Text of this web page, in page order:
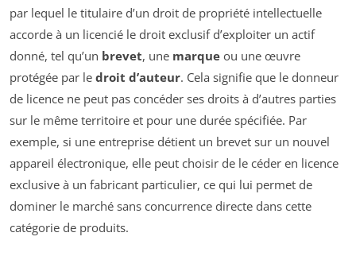
par lequel le titulaire d’un droit de propriété intellectuelle
accorde à un licencié le droit exclusif d’exploiter un actif
donné, tel qu’un brevet, une marque ou une œuvre
protégée par le droit d’auteur. Cela signifie que le donneur
de licence ne peut pas concéder ses droits à d’autres parties
sur le même territoire et pour une durée spécifiée. Par
exemple, si une entreprise détient un brevet sur un nouvel
appareil électronique, elle peut choisir de le céder en licence
exclusive à un fabricant particulier, ce qui lui permet de
dominer le marché sans concurrence directe dans cette
catégorie de produits.